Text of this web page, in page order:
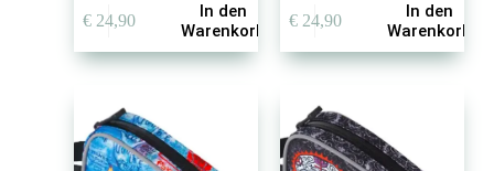
€24,90
In den
Warenkorb
€24,90
In den
Warenkorb